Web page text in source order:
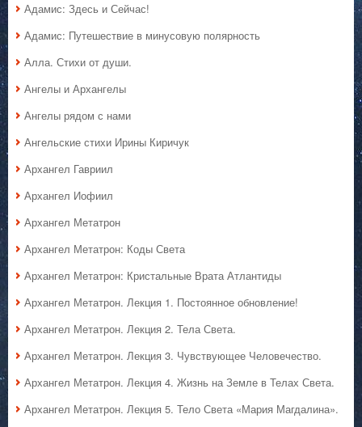
Адамис: Здесь и Сейчас!
Адамис: Путешествие в минусовую полярность
Алла. Стихи от души.
Ангелы и Архангелы
Ангелы рядом с нами
Ангельские стихи Ирины Киричук
Архангел Гавриил
Архангел Иофиил
Архангел Метатрон
Архангел Метатрон: Коды Света
Архангел Метатрон: Кристальные Врата Атлантиды
Архангел Метатрон. Лекция 1. Постоянное обновление!
Архангел Метатрон. Лекция 2. Тела Света.
Архангел Метатрон. Лекция 3. Чувствующее Человечество.
Архангел Метатрон. Лекция 4. Жизнь на Земле в Телах Света.
Архангел Метатрон. Лекция 5. Тело Света «Мария Магдалина».